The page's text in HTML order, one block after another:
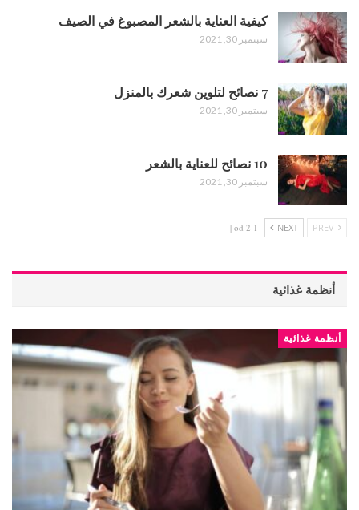
كيفية العناية بالشعر المصبوغ في الصيف
سبتمبر 30, 2021
7 نصائح لتلوين شعرك بالمنزل
سبتمبر 30, 2021
10 نصائح للعناية بالشعر
سبتمبر 30, 2021
NEXT
1 od 2 |
أنظمة غذائية
أنظمة غذائية